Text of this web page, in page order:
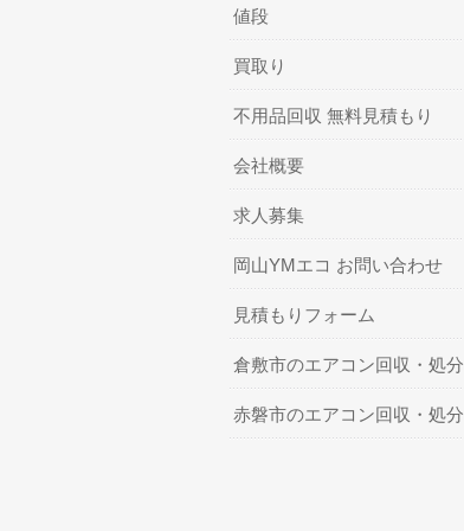
値段
買取り
不用品回収 無料見積もり
会社概要
求人募集
岡山YMエコ お問い合わせ
見積もりフォーム
倉敷市のエアコン回収・処分
赤磐市のエアコン回収・処分